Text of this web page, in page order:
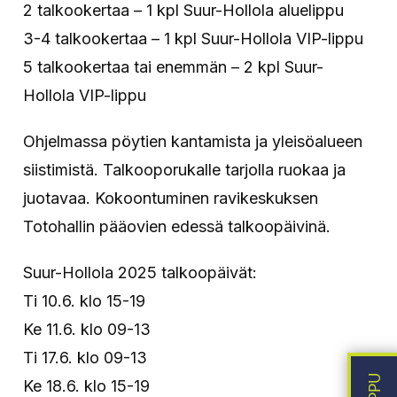
2 talkookertaa – 1 kpl Suur-Hollola aluelippu
3-4 talkookertaa – 1 kpl Suur-Hollola VIP-lippu
5 talkookertaa tai enemmän – 2 kpl Suur-
Hollola VIP-lippu
Ohjelmassa pöytien kantamista ja yleisöalueen
siistimistä. Talkooporukalle tarjolla ruokaa ja
juotavaa. Kokoontuminen ravikeskuksen
Totohallin pääovien edessä talkoopäivinä.
Suur-Hollola 2025 talkoopäivät:
Ti 10.6. klo 15-19
Ke 11.6. klo 09-13
Ti 17.6. klo 09-13
Ke 18.6. klo 15-19